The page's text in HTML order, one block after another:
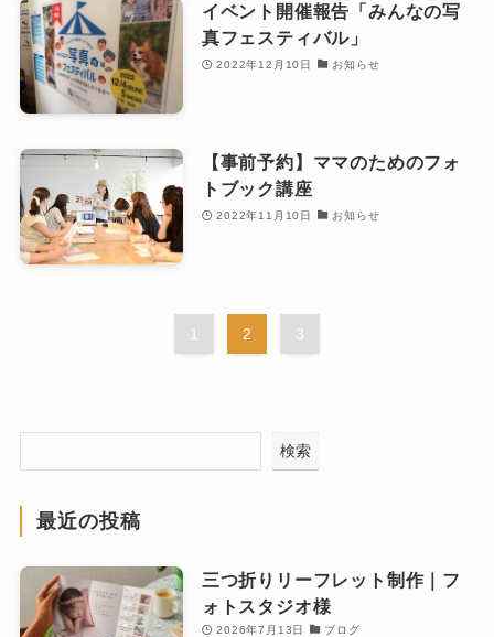
イベント開催報告「みんなの写
真フェスティバル」
2022年12月10日 お知らせ
【事前予約】ママのためのフォ
トブック講座
2022年11月10日 お知らせ
1 2 3
検索
最近の投稿
三つ折りリーフレット制作｜フ
ォトスタジオ様
2026年7月13日 ブログ